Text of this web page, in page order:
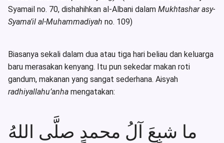
Syamail no. 70, dishahihkan al-Albani dalam Mukhtashar asy-
Syama’il al-Muhammadiyah no. 109)
Biasanya sekali dalam dua atau tiga hari beliau dan keluarga
baru merasakan kenyang. Itu pun sekedar makan roti
gandum, makanan yang sangat sederhana. Aisyah
radhiyallahu’anha mengatakan:
ما شبِعَ آلُ محمدٍ صلَّى اللهُ